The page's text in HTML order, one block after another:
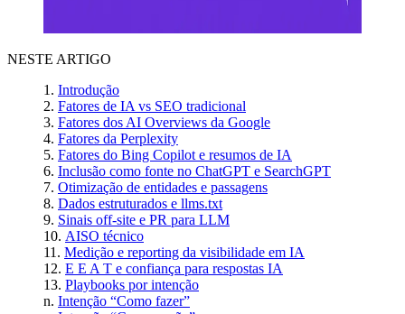
NESTE ARTIGO
Introdução
Fatores de IA vs SEO tradicional
Fatores dos AI Overviews da Google
Fatores da Perplexity
Fatores do Bing Copilot e resumos de IA
Inclusão como fonte no ChatGPT e SearchGPT
Otimização de entidades e passagens
Dados estruturados e llms.txt
Sinais off‑site e PR para LLM
AISO técnico
Medição e reporting da visibilidade em IA
E E A T e confiança para respostas IA
Playbooks por intenção
Intenção “Como fazer”